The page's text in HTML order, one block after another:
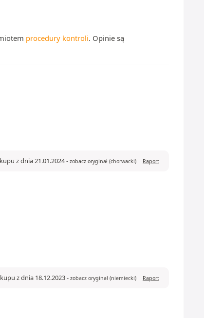
procedury kontroli. Opinie są
z dnia 21.01.2024- zobacz oryginał (chorwacki) Raport
z dnia 18.12.2023- zobacz oryginał (niemiecki) Raport